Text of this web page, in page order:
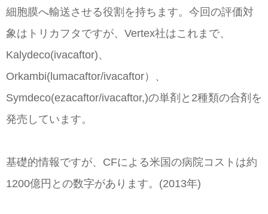
細胞膜へ輸送させる役割を持ちます。今回の評価対
象はトリカフタですが、Vertex社はこれまで、
Kalydeco(ivacaftor)、
Orkambi(lumacaftor/ivacaftor）、
Symdeco(ezacaftor/ivacaftor,)の単剤と2種類の合剤を
発売しています。
基礎的情報ですが、CFによる米国の病院コストは約
1200億円との数字があります。(2013年)